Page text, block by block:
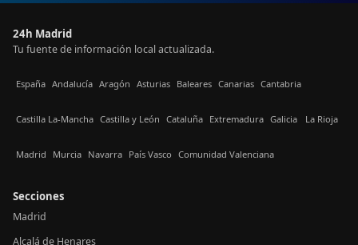
24h Madrid
Tu fuente de información local actualizada.
España Andalucía Aragón Asturias Baleares Canarias Cantabria
Castilla La-Mancha Castilla y León Cataluña Extremadura Galicia La Rioja
Madrid Murcia Navarra País Vasco Comunidad Valenciana
Secciones
Madrid
Alcalá de Henares